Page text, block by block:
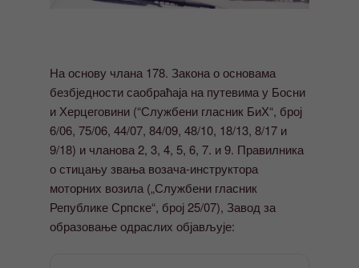
На основу члана 178. Закона о основама
безбједности саобраћаја на путевима у Босни
и Херцеговини (“Службени гласник БиХ“, број
6/06, 75/06, 44/07, 84/09, 48/10, 18/13, 8/17 и
9/18) и чланова 2, 3, 4, 5, 6, 7. и 9. Правилника
о стицању звања возача-инструктора
моторних возила („Службени гласник
Републике Српске“, број 25/07), Завод за
образовање одраслих објављује: